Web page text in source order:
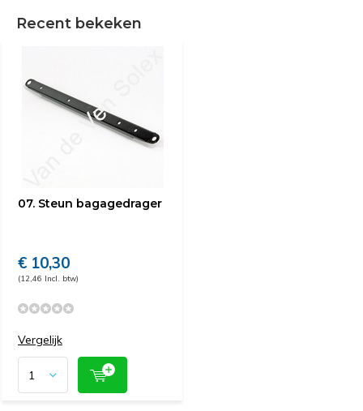
Recent bekeken
07. Steun bagagedrager
€ 10,30
(12,46 Incl. btw)
Vergelijk